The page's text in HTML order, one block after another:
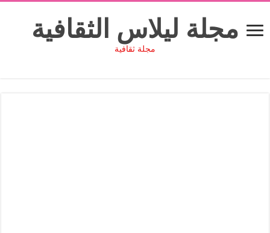
مجلة ليلاس الثقافية
مجلة ثقافية